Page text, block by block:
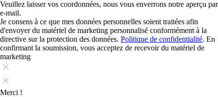
Veuillez laisser vos coordonnées, nous vous enverrons notre aperçu par
e-mail.
Je consens à ce que mes données personnelles soient traitées afin
d'envoyer du matériel de marketing personnalisé conformément à la
directive sur la protection des données. Politique de confidentialité. En
confirmant la soumission, vous acceptez de recevoir du matériel de
marketing
Merci !